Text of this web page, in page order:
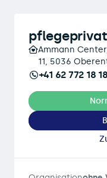
Ammann
11, 5036
+41 62 772 18 18